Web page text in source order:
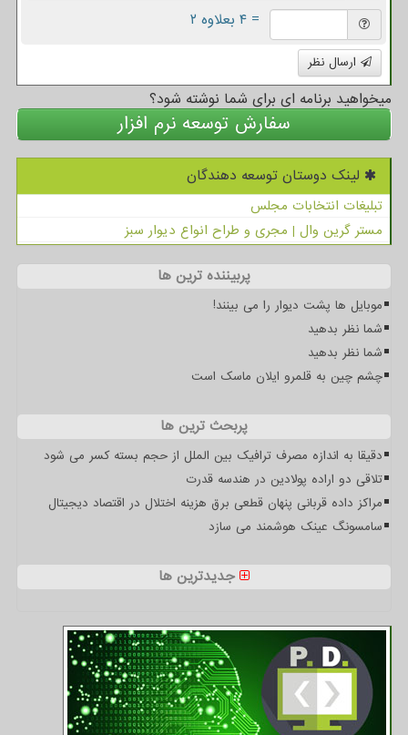
= ۴ بعلاوه ۲
ارسال نظر
میخواهید برنامه ای برای شما نوشته شود؟
سفارش توسعه نرم افزار
لینک دوستان توسعه دهندگان
تبلیغات انتخابات مجلس
مستر گرین وال | مجری و طراح انواع دیوار سبز
پربیننده ترین ها
موبایل ها پشت دیوار را می بینند!
شما نظر بدهید
شما نظر بدهید
چشم چین به قلمرو ایلان ماسک است
پربحث ترین ها
دقیقا به اندازه مصرف ترافیک بین الملل از حجم بسته کسر می شود
تلاقی دو اراده پولادین در هندسه قدرت
مراکز داده قربانی پنهان قطعی برق هزینه اختلال در اقتصاد دیجیتال
سامسونگ عینک هوشمند می سازد
جدیدترین ها